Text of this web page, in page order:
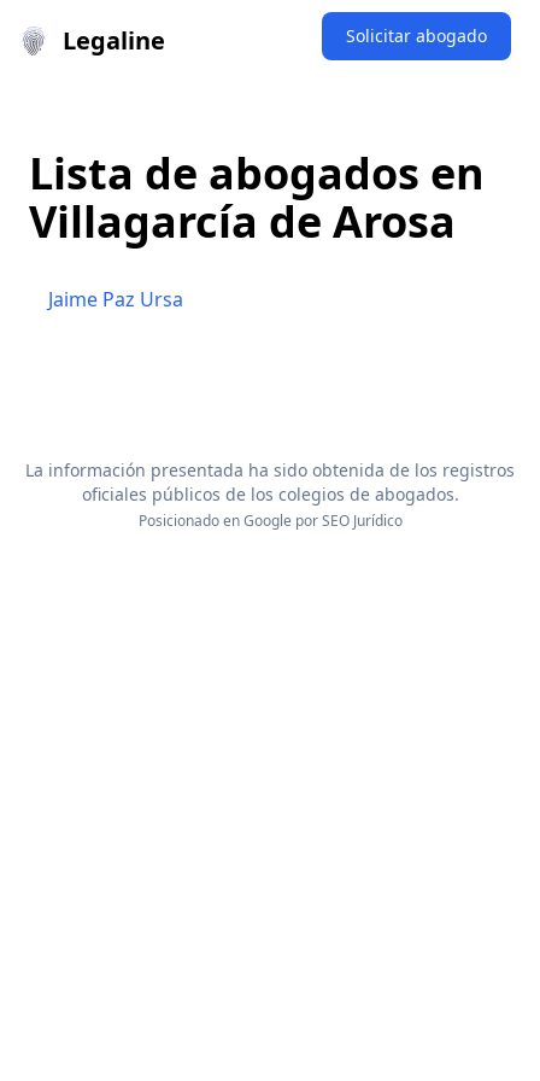
Legaline Solicitar abogado
Lista de abogados en
Villagarcía de Arosa
Jaime Paz Ursa
La información presentada ha sido obtenida de los registros
oficiales públicos de los colegios de abogados.
Posicionado en Google porSEO Jurídico